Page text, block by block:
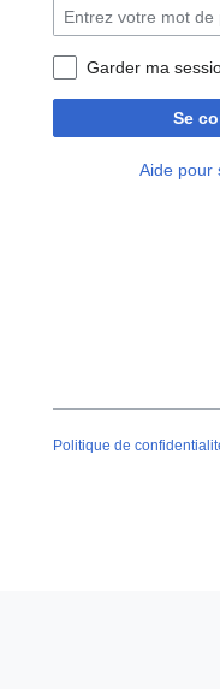
Garder ma
Se
Aide pour
Politique de